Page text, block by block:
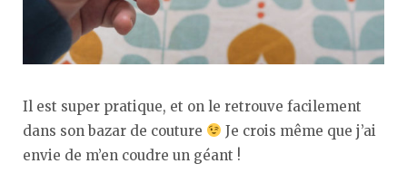
Il est super pratique, et on le retrouve facilement
dans son bazar de couture
Je crois même que j’ai
envie de m’en coudre un géant !